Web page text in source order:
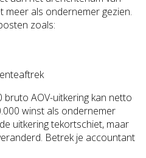
meer als ondernemer gezien.
zoals:
bruto AOV-uitkering kan netto
winst als ondernemer
uitkering tekortschiet, maar
Betrek je accountant